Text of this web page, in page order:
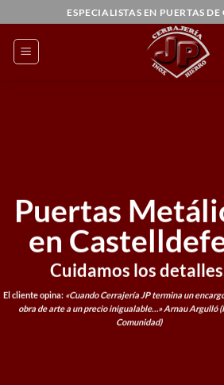
al
contenido
ESPECIALISTAS EN PUERTAS
Puertas
en
Cuidamos los
El cliente opina: «Cuando Cerrajería JP termina un
obra de arte a un precio inigualable…»Arnau Argulló
Comunidad)